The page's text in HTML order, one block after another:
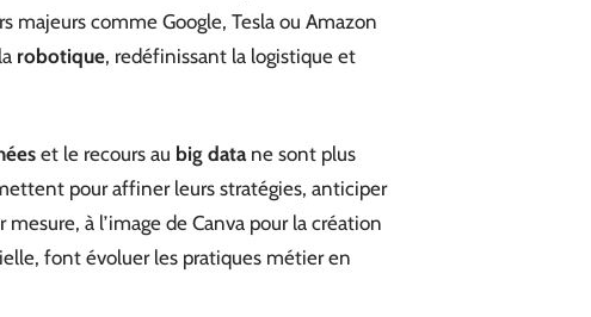
majeurs comme Google, Tesla ou Amazon
robotique, redéfinissant la logistique et
et le recours au big datane sont plus
pour affiner leurs stratégies, anticiper
à l’image de Canva pour la création
font évoluer les pratiques métier en